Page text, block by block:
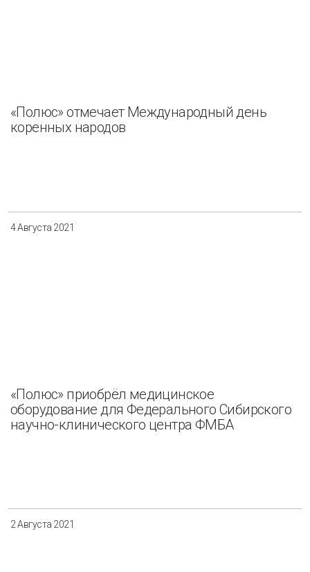
«Полюс» отмечает Международный день
коренных народов
4 Августа 2021
«Полюс» приобрёл медицинское
оборудование для Федерального Сибирского
научно-клинического центра ФМБА
2 Августа 2021